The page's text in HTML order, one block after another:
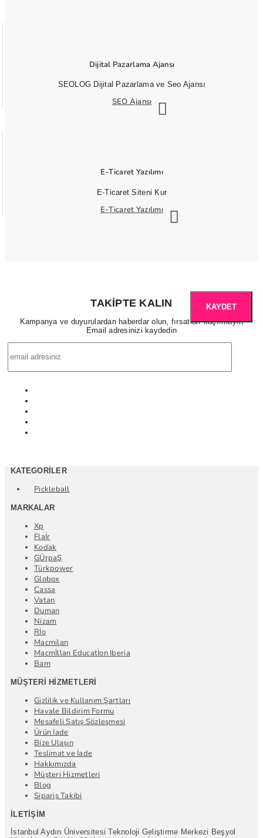
Dijital Pazarlama Ajansı
SEOLOG Dijital Pazarlama ve Seo Ajansı
SEO Ajansı
E-Ticaret Yazılımı
E-Ticaret Siteni Kur
E-Ticaret Yazılımı
TAKIPTE KALIN
Kampanya ve duyurulardan haberdar olun, fırsatları kaçırmayın
Email adresinizi kaydedin
KAYDET
KATEGORILER
Pickleball
MARKALAR
Xp
Flaİr
Kodak
GÜrpaŞ
Türkpower
Globox
Cassa
Vatan
Duman
Nizam
Rİo
Macmilan
Macmİllan Educatİon Iberia
Bam
MÜŞTERI HIZMETLERI
Gizlilik ve Kullanım Şartları
Havale Bildirim Formu
Mesafeli Satış Sözleşmesi
Ürün İade
Bize Ulaşın
Teslimat ve İade
Hakkımızda
Müşteri Hizmetleri
Blog
Sipariş Takibi
İLETIŞIM
İstanbul Aydın Üniversitesi Teknoloji Geliştirme Merkezi Beşyol